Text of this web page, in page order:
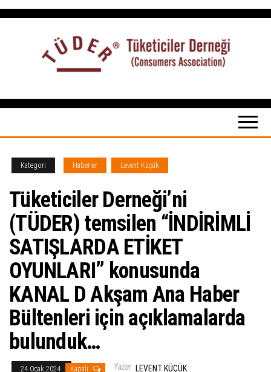
İçeriğe
Tüketiciler
tuketicilerdernegi.org.tr
Kategori Haberler Levent Küçük
Tüketiciler Derneği’ni
(TÜDER) temsilen “İNDİRİMLİ
SATIŞLARDA ETİKET
OYUNLARI” konusunda
KANAL D Akşam Ana Haber
Bültenleri için açıklamalarda
bulunduk…
24 Ocak 2024 Kapalı Yazar: LEVENT KÜÇÜK